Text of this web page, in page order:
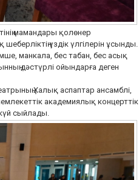
мамандары қолөнер
үздік үлгілерін ұсынды.
манкала, бес табан, бес асық
дәстүрлі ойындарға деген
Халық аспаптар ансамблі,
академиялық концерттік
күй сыйлады.